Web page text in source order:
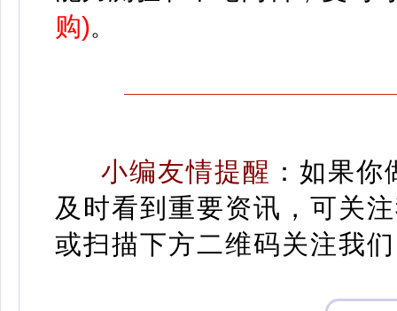
购)。
小编友情提醒 ： 如果你
及时看到重要资讯，可关
或扫描下方二维码关注我